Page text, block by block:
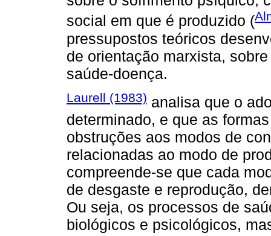
social em que é produzido (
pressupostos teóricos
de orientação marxista,
saúde-doença.
Laurell (1983) analisa que o
determinado, e que as
obstruções aos modos de
relacionadas ao modo de
compreende-se que cada
de desgaste e reprodução,
Ou seja, os processos de
biológicos e psicológicos,